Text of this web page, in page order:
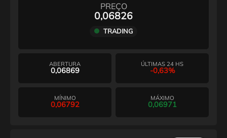
PREÇO
0,06826
TRADING
ABERTURA
0,06869
ÚLTIMAS 24 HS
-0,63%
MÍNIMO
0,06792
MÁXIMO
0,06971